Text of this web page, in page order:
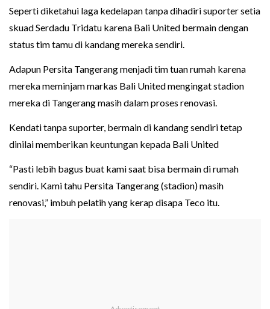
Seperti diketahui laga kedelapan tanpa dihadiri suporter setia
skuad Serdadu Tridatu karena Bali United bermain dengan
status tim tamu di kandang mereka sendiri.
Adapun Persita Tangerang menjadi tim tuan rumah karena
mereka meminjam markas Bali United mengingat stadion
mereka di Tangerang masih dalam proses renovasi.
Kendati tanpa suporter, bermain di kandang sendiri tetap
dinilai memberikan keuntungan kepada Bali United
“Pasti lebih bagus buat kami saat bisa bermain di rumah
sendiri. Kami tahu Persita Tangerang (stadion) masih
renovasi,” imbuh pelatih yang kerap disapa Teco itu.